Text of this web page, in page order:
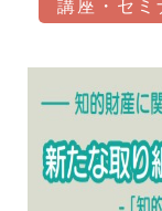
講座・セミ